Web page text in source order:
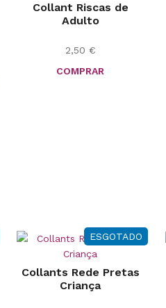
Collant Riscas de
Adulto
2,50 €
COMPRAR
ESGOTADO
Collants Rede Pretas
Criança